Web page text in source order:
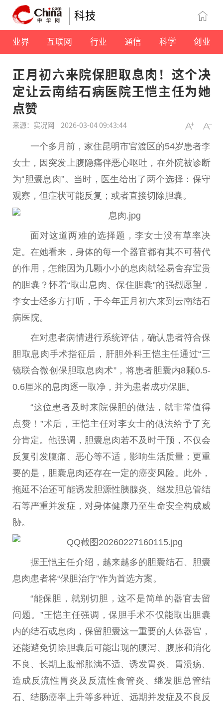
科技
业界 互联网 行业 通信 科学 创业
正月初六来院保胆取息肉！这个决
定让云南结石病医院王恺主任为她
点赞
来源：实况网 2026-03-04 09:43:44
一个多月前，家住昆明市官渡区的54岁患者李
女士，因突发上腹隐痛伴恶心呕吐，在外院被诊断
为“胆囊息肉”。当时，医生给出了两个选择：保守
观察，但症状可能反复；或者直接切除胆囊。
面对这道两难的选择题，李女士没有草率决
定。在她看来，身体的每一个器官都有其不可替代
的作用，怎能因为几颗小小的息肉就轻易舍弃宝贵
的胆囊？怀着“取出息肉、保住胆囊”的强烈愿望，
李女士经多方打听，于今年正月初六来到云南结石
病医院。
在对患者病情进行系统评估，确认患者符合保
胆取息肉手术指征后，肝胆外科王恺主任通过“三
镜联合微创保胆取息肉术”，将患者胆囊内8颗0.5-
0.6厘米的息肉逐一取净，并为患者成功保胆。
“这位患者及时来院保胆的做法，就非常值得
点赞！”术后，王恺主任对李女士的做法给予了充
分肯定。他强调，胆囊息肉若不及时干预，不仅会
反复引发腹痛、恶心等不适，影响生活质量；更重
要的是，胆囊息肉还存在一定的癌变风险。此外，
拖延不治还可能诱发胆源性胰腺炎、继发胆总管结
石等严重并发症，对身体健康乃至生命安全构成威
胁。
据王恺主任介绍，越来越多的胆囊结石、胆囊
息肉患者将“保胆治疗”作为首选方案。
“能保胆，就别切胆，这不是简单的器官去留
问题。”王恺主任强调，保胆手术不仅能取出胆囊
内的结石或息肉，保留胆囊这一重要的人体器官，
还能避免切除胆囊后可能出现的腹泻、腹胀和消化
不良、长期上腹部胀满不适、诱发胃炎、胃溃疡、
造成反流性胃炎及反流性食管炎、继发胆总管结
石、结肠癌率上升等多种近、远期并发症及不良反